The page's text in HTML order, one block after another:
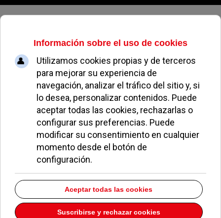
Jueves, 06 de agosto de 2026
El ‘Richi’ se mudó a Pozuelo de
Alarcón en busca de seguridad
REDACCIÓN SUCESOS, SEGURIDAD Y TRIBUNALES 20 MARZO 2018